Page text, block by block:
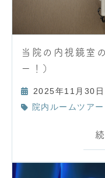
当院の内視鏡室
ー！）
2025年11月30日
院内ルームツアー